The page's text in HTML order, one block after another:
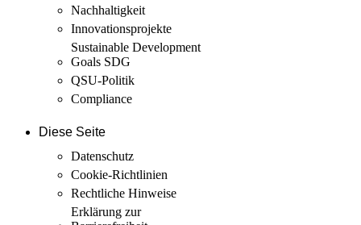
Nachhaltigkeit
Innovations­projekte
Sustainable Development
Goals SDG
QSU-Politik
Compliance
Diese Seite
Datenschutz
Cookie-Richtlinien
Rechtliche Hinweise
Erklärung zur